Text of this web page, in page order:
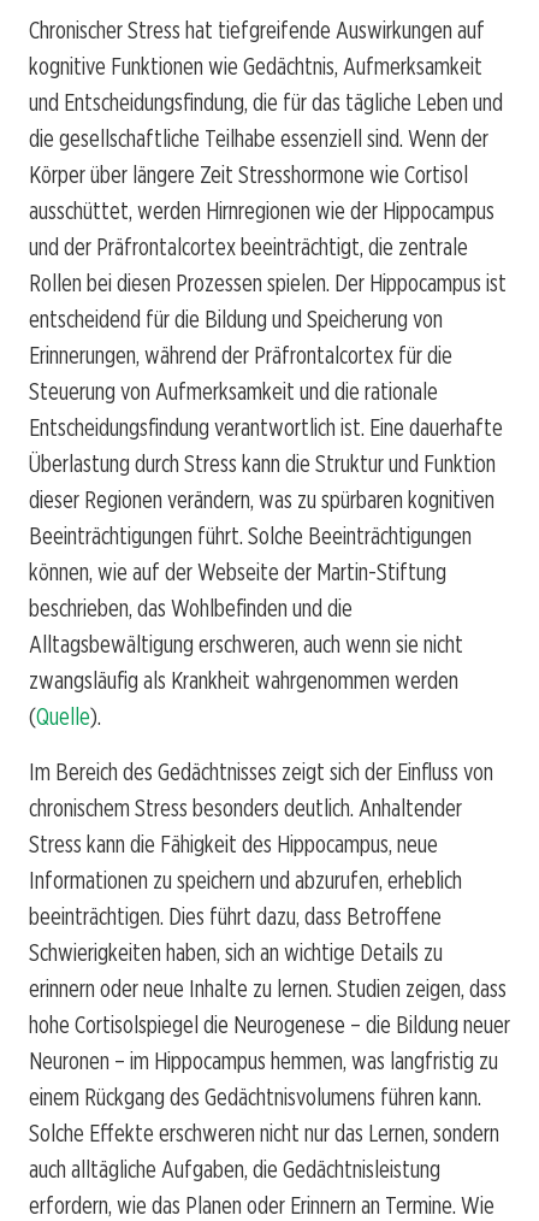
Chronischer Stress hat tiefgreifende Auswirkungen auf
kognitive Funktionen wie Gedächtnis, Aufmerksamkeit
und Entscheidungsfindung, die für das tägliche Leben und
die gesellschaftliche Teilhabe essenziell sind. Wenn der
Körper über längere Zeit Stresshormone wie Cortisol
ausschüttet, werden Hirnregionen wie der Hippocampus
und der Präfrontalcortex beeinträchtigt, die zentrale
Rollen bei diesen Prozessen spielen. Der Hippocampus ist
entscheidend für die Bildung und Speicherung von
Erinnerungen, während der Präfrontalcortex für die
Steuerung von Aufmerksamkeit und die rationale
Entscheidungsfindung verantwortlich ist. Eine dauerhafte
Überlastung durch Stress kann die Struktur und Funktion
dieser Regionen verändern, was zu spürbaren kognitiven
Beeinträchtigungen führt. Solche Beeinträchtigungen
können, wie auf der Webseite der Martin-Stiftung
beschrieben, das Wohlbefinden und die
Alltagsbewältigung erschweren, auch wenn sie nicht
zwangsläufig als Krankheit wahrgenommen werden
(Quelle).
Im Bereich des Gedächtnisses zeigt sich der Einfluss von
chronischem Stress besonders deutlich. Anhaltender
Stress kann die Fähigkeit des Hippocampus, neue
Informationen zu speichern und abzurufen, erheblich
beeinträchtigen. Dies führt dazu, dass Betroffene
Schwierigkeiten haben, sich an wichtige Details zu
erinnern oder neue Inhalte zu lernen. Studien zeigen, dass
hohe Cortisolspiegel die Neurogenese – die Bildung neuer
Neuronen – im Hippocampus hemmen, was langfristig zu
einem Rückgang des Gedächtnisvolumens führen kann.
Solche Effekte erschweren nicht nur das Lernen, sondern
auch alltägliche Aufgaben, die Gedächtnisleistung
erfordern, wie das Planen oder Erinnern an Termine. Wie